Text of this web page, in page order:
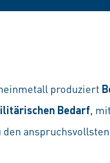
produziert
Bedarf,
den